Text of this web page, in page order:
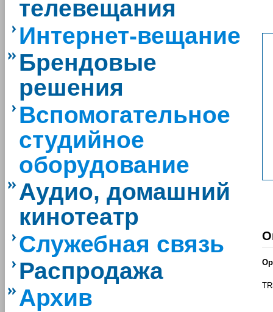
телевещания
Интернет-вещание
Брендовые
решения
Вспомогательное
студийное
оборудование
Аудио, домашний
кинотеатр
Служебная связь
Распродажа
Архив